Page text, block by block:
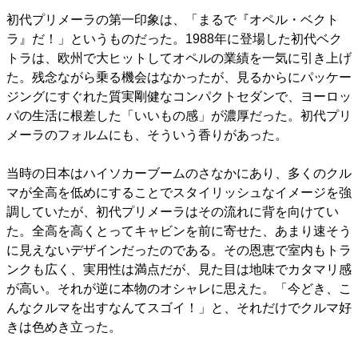
初代プリメーラの第一印象は、「まるで『オペル・ベクト
ラ』だ！」というものだった。1988年に登場した初代ベク
トラは、欧州で大ヒットしてオペルの業績を一気に引き上げ
た。残念ながら乗る機会はなかったが、見るからにパッケー
ジングにすぐれた質実剛健なコンパクトセダンで、ヨーロッ
パの生活に根差した「いいもの感」が濃厚だった。初代プリ
メーラのフォルムにも、そういう香りがあった。
当時の日本はハイソカーブームのさなかにあり、多くのクル
マが全高を低めにすることでスタイリッシュなイメージを強
調していたが、初代プリメーラはその流れに背を向けてい
た。全高を高くとってキャビンを前に寄せた、あまり速そう
に見えないデザインだったのである。その恩恵で室内もトラ
ンクも広く、実用性は満点だが、見た目は地味でカタマリ感
が高い。それが逆に本物のオシャレに思えた。「今どき、こ
んなクルマを出すなんてスゴイ！」と、それだけでクルマ好
きは色めき立った。